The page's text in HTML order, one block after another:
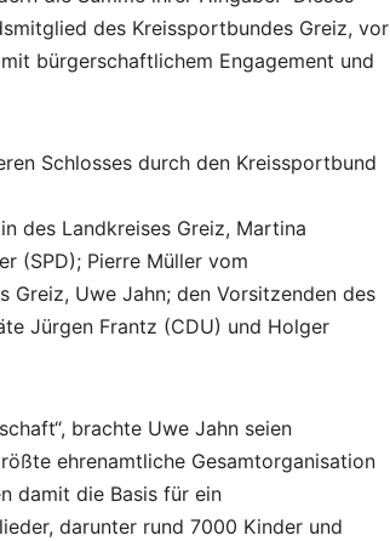
des Kreissportbundes Greiz, vor
bürgerschaftlichem Engagement und
Schlosses durch den Kreissportbund
des Landkreises Greiz, Martina
(SPD); Pierre Müller vom
Greiz, Uwe Jahn; den Vorsitzenden des
Jürgen Frantz (CDU) und Holger
brachte Uwe Jahn seien
ehrenamtliche Gesamtorganisation
damit die Basis für ein
darunter rund 7000 Kinder und